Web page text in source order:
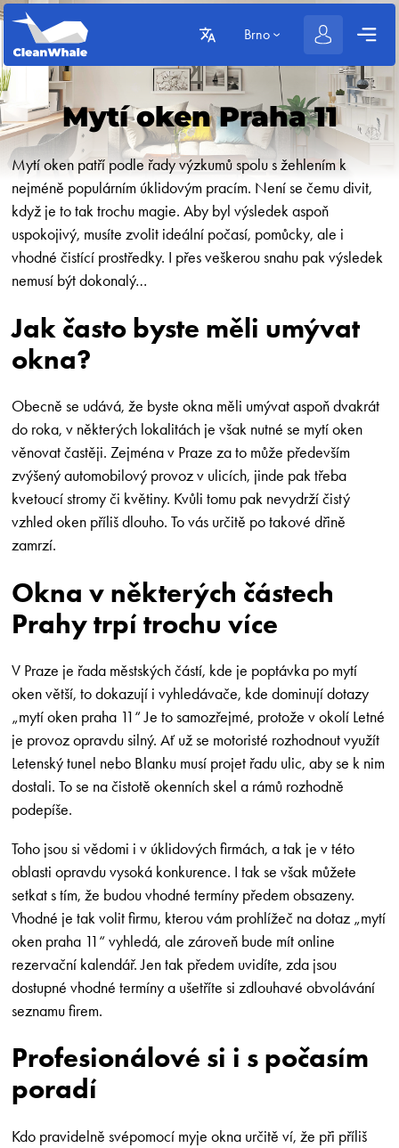
Brno
Mytí oken Praha 11
Mytí oken patří podle řady výzkumů spolu s žehlením k
nejméně populárním úklidovým pracím. Není se čemu divit,
když je to tak trochu magie. Aby byl výsledek aspoň
uspokojivý, musíte zvolit ideální počasí, pomůcky, ale i
vhodné čistící prostředky. I přes veškerou snahu pak výsledek
nemusí být dokonalý…
Jak často byste měli umývat
okna?
Obecně se udává, že byste okna měli umývat aspoň dvakrát
do roka, v některých lokalitách je však nutné se mytí oken
věnovat častěji. Zejména v Praze za to může především
zvýšený automobilový provoz v ulicích, jinde pak třeba
kvetoucí stromy či květiny. Kvůli tomu pak nevydrží čistý
vzhled oken příliš dlouho. To vás určitě po takové dřině
zamrzí.
Okna v některých částech
Prahy trpí trochu více
V Praze je řada městských částí, kde je poptávka po mytí
oken větší, to dokazují i vyhledávače, kde dominují dotazy
„mytí oken praha 11“ Je to samozřejmé, protože v okolí Letné
je provoz opravdu silný. Ať už se motoristé rozhodnout využít
Letenský tunel nebo Blanku musí projet řadu ulic, aby se k nim
dostali. To se na čistotě okenních skel a rámů rozhodně
podepíše.
Toho jsou si vědomi i v úklidových firmách, a tak je v této
oblasti opravdu vysoká konkurence. I tak se však můžete
setkat s tím, že budou vhodné termíny předem obsazeny.
Vhodné je tak volit firmu, kterou vám prohlížeč na dotaz „mytí
oken praha 11“ vyhledá, ale zároveň bude mít online
rezervační kalendář. Jen tak předem uvidíte, zda jsou
dostupné vhodné termíny a ušetříte si zdlouhavé obvolávání
seznamu firem.
Profesionálové si i s počasím
poradí
Kdo pravidelně svépomocí myje okna určitě ví, že při příliš